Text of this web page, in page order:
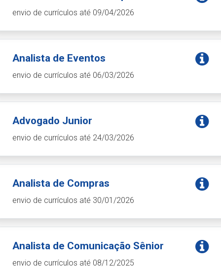
envio de currículos até 09/04/2026
Analista de Eventos
envio de currículos até 06/03/2026
Advogado Junior
envio de currículos até 24/03/2026
Analista de Compras
envio de currículos até 30/01/2026
Analista de Comunicação Sênior
envio de currículos até 08/12/2025